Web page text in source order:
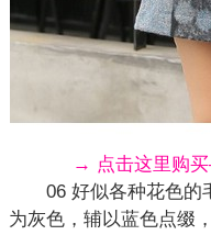
→ 点击这里购
06 好似各种花色的
为灰色，辅以蓝色点缀